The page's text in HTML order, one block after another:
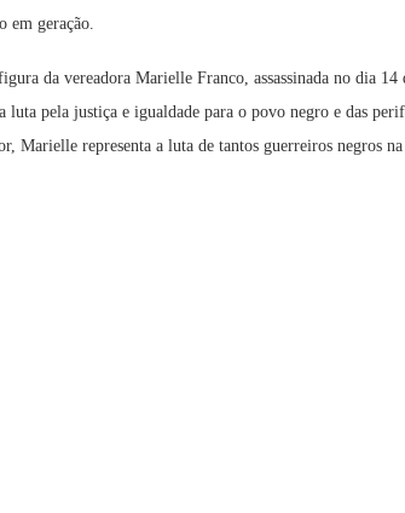
em geração.
da vereadora Marielle Franco, assassinada no dia
luta pela justiça e igualdade para o povo negro e das
Marielle representa a luta de tantos guerreiros negros